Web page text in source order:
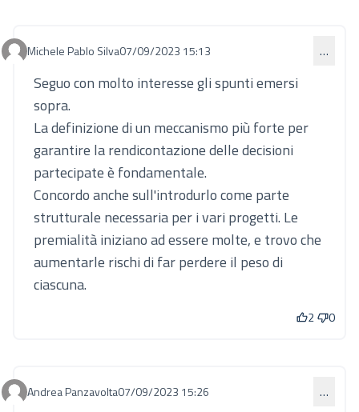
Commento 841
Michele Pablo Silva07/09/2023 15:13 …
Seguo con molto interesse gli spunti emersi
sopra.
La definizione di un meccanismo più forte per
garantire la rendicontazione delle decisioni
partecipate è fondamentale.
Concordo anche sull'introdurlo come parte
strutturale necessaria per i vari progetti. Le
premialità iniziano ad essere molte, e trovo che
aumentarle rischi di far perdere il peso di
ciascuna.
2 0
Commento 843
Andrea Panzavolta07/09/2023 15:26 …